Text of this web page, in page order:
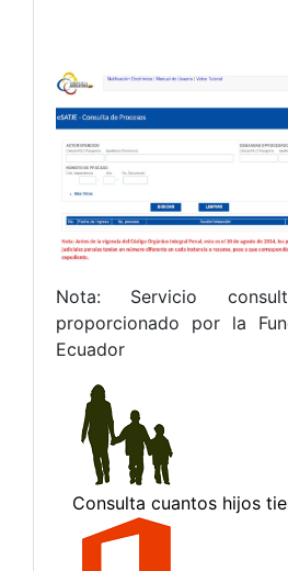
Nota: Servicio
proporcionado por la
Ecuador